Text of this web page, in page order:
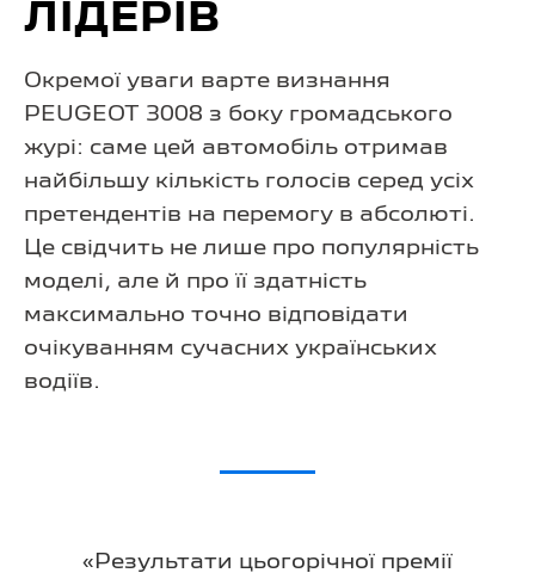
ЛІДЕРІВ
Окремої уваги варте визнання
PEUGEOT 3008 з боку громадського
журі: саме цей автомобіль отримав
найбільшу кількість голосів серед усіх
претендентів на перемогу в абсолюті.
Це свідчить не лише про популярність
моделі, але й про її здатність
максимально точно відповідати
очікуванням сучасних українських
водіїв.
«Результати цьогорічної премії